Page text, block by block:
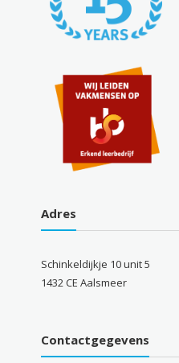
Adres
Schinkeldijkje 10 unit 5
1432 CE Aalsmeer
Contactgegevens